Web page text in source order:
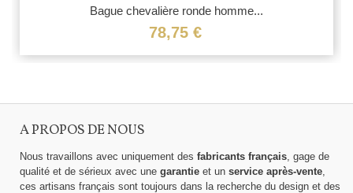
Bague chevalière ronde homme...
78,75 €
A PROPOS DE NOUS
Nous travaillons avec uniquement des fabricants français , gage de
qualité et de sérieux avec une garantie et un service après-vente
ces artisans français sont toujours dans la recherche du design et des